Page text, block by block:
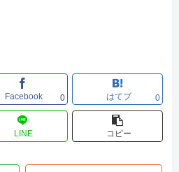
Facebook 0 はてブ 0
LINE コピー